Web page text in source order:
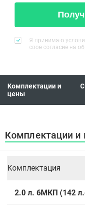
Я принимаю
свое согласие на
Комплектации и
цены
Комплектации и
Комплектация
2.0 л. 6МКП (142